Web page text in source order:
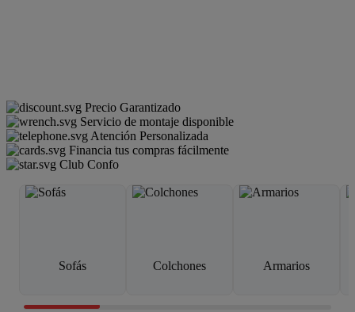
Precio Garantizado
Servicio de montaje disponible
Atención Personalizada
Financia tus compras fácilmente
Club Confo
Sofás Colchones Armarios